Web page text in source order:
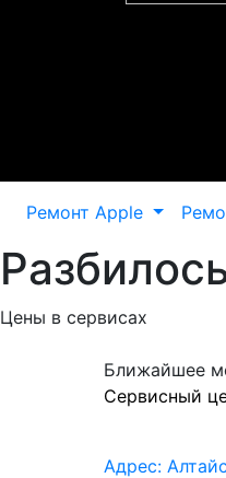
Ремонт Apple
Цены в сервисах
Ближайшее
Сервисный
Адрес: